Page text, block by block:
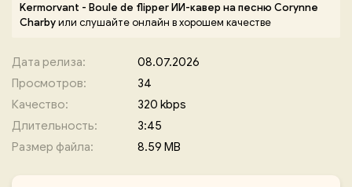
Kermorvant - Boule de flipper ИИ-кавер на песню Corynne
Charbyили слушайте онлайн в хорошем качестве
Дата релиза:
08.07.2026
Просмотров:
34
Качество:
320 kbps
Длительность:
3:45
Размер файла:
8.59 MB